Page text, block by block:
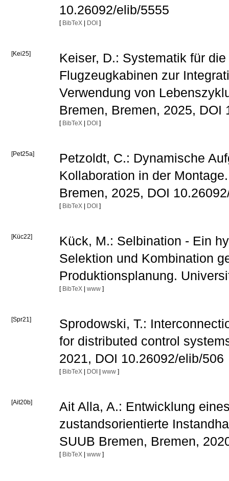
10.26092/elib/5555
[ BibTeX| DOI ]
[Kei25]
Keiser, D.: Systematik für
Flugzeugkabinen zur
Verwendung von
Bremen, Bremen, 2025, DOI
[ BibTeX| DOI ]
[Pet25a]
Petzoldt, C.: Dynamische
Kollaboration in der
Bremen, 2025, DOI
[ BibTeX| DOI ]
[Küc22]
Kück, M.: Selbination - Ein
Selektion und Kombination
Produktionsplanung.
[ BibTeX| www ]
[Spr21]
Sprodowski, T.:
for distributed control
2021, DOI 10.26092/elib/506
[ BibTeX| DOI www ]
[Ait20b]
Ait Alla, A.: Entwicklung
zustandsorientierte
SUUB Bremen, Bremen,
[ BibTeX| www ]